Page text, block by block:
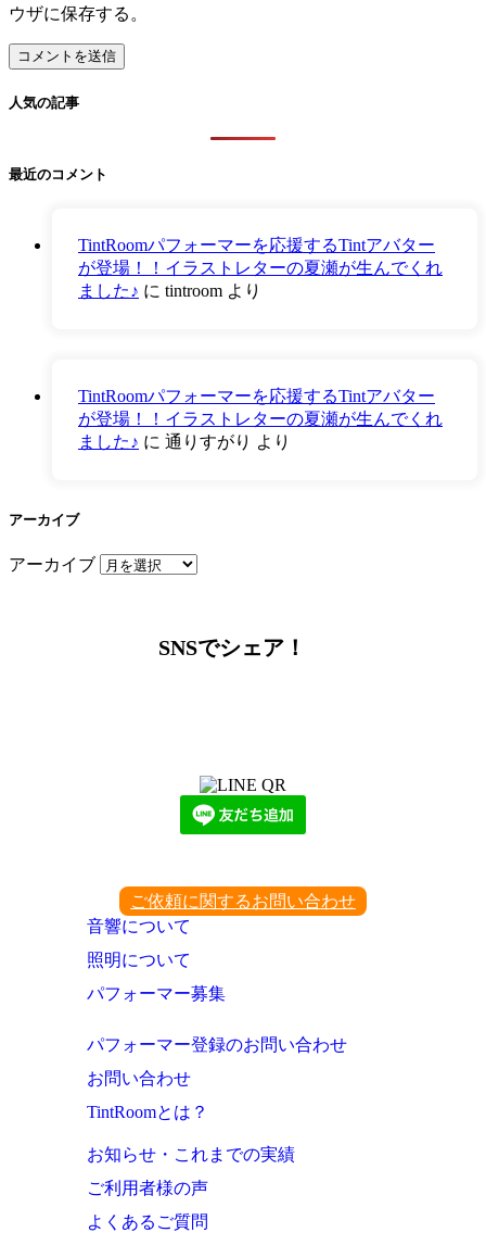
ウザに保存する。
人気の記事
最近のコメント
TintRoomパフォーマーを応援するTintアバター
が登場！！イラストレターの夏瀬が生んでくれ
ました♪ に tintroom より
TintRoomパフォーマーを応援するTintアバター
が登場！！イラストレターの夏瀬が生んでくれ
ました♪ に 通りすがり より
アーカイブ
アーカイブ
SNSでシェア！
ご依頼に関するお問い合わせ
音響について
照明について
パフォーマー募集
パフォーマー登録のお問い合わせ
お問い合わせ
TintRoomとは？
お知らせ・これまでの実績
ご利用者様の声
よくあるご質問